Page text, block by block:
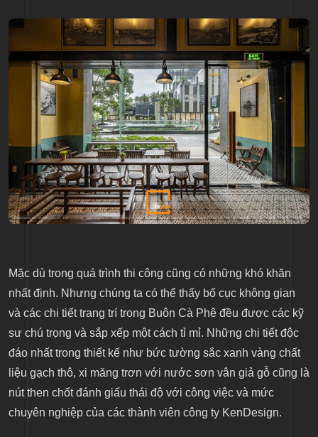
Mặc dù trong quá trình thi công cũng có những khó khăn
nhất định. Nhưng chúng ta có thể thấy bố cục không gian
và các chi tiết trang trí trong Buôn Cà Phê đều được các kỹ
sư chú trọng và sắp xếp một cách tỉ mỉ. Những chi tiết độc
đáo nhất trong thiết kế như bức tường sắc xanh vàng chất
liệu gạch thô, xi măng trơn với nước sơn vân giả gỗ cũng là
nút then chốt đánh giấu thái độ với công việc và mức
chuyên nghiệp của các thành viên công ty KenDesign.